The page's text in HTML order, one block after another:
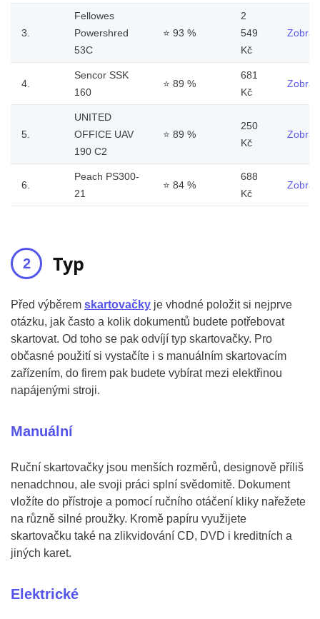
3.
Fellowes
Powershred
53C
⭐ 93 %
2
549
Kč
4.
Sencor SSK
160
⭐ 89 %
681
Kč
5.
UNITED
OFFICE UAV
190 C2
⭐ 89 %
250
Kč
6.
Peach PS300-
21
⭐ 84 %
688
Kč
Typ
Před výběrem skartovačky je vhodné položit si nejprve
otázku, jak často a kolik dokumentů budete potřebovat
skartovat. Od toho se pak odvíjí typ skartovačky. Pro
občasné použití si vystačíte i s manuálním skartovacím
zařízením, do firem pak budete vybírat mezi elektřinou
napájenými stroji.
Manuální
Ruční skartovačky jsou menších rozměrů, designově příliš
nenadchnou, ale svoji práci splní svědomitě. Dokument
vložíte do přístroje a pomocí ručního otáčení kliky nařežete
na různě silné proužky. Kromě papíru využijete
skartovačku také na zlikvidování CD, DVD i kreditních a
jiných karet.
Elektrické